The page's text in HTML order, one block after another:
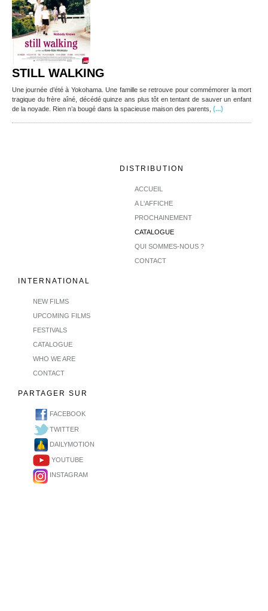
STILL WALKING
Une journée d’été à Yokohama. Une famille se retrouve pour commémorer la mort
tragique du frère aîné, décédé quinze ans plus tôt en tentant de sauver un enfant
de la noyade. Rien n’a bougé dans la spacieuse maison des parents, (...)
DISTRIBUTION
ACCUEIL
A L'AFFICHE
PROCHAINEMENT
CATALOGUE
QUI SOMMES-NOUS ?
CONTACT
INTERNATIONAL
NEW FILMS
UPCOMING FILMS
FESTIVALS
CATALOGUE
WHO WE ARE
CONTACT
PARTAGER SUR
FACEBOOK
TWITTER
DAILYMOTION
YOUTUBE
INSTAGRAM